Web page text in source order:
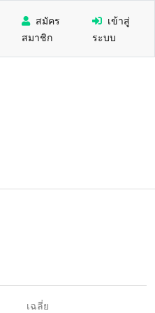
สมัคร
สมาชิก
เข้าสู่
ระบบ
เฉลี่ย